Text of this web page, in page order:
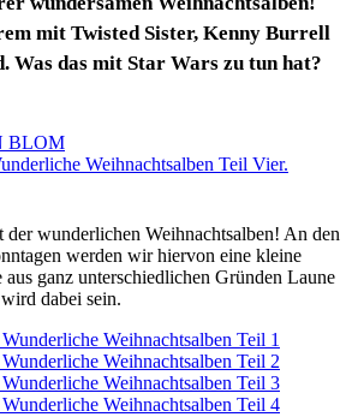
mit Twisted Sister, Kenny Burrell
Was das mit Star Wars zu tun hat?
BLOM
wunderlichen Weihnachtsalben! An den
werden wir hiervon eine kleine
ganz unterschiedlichen Gründen Laune
dabei sein.
Weihnachtsalben Teil 1
Weihnachtsalben Teil 2
Weihnachtsalben Teil 3
Weihnachtsalben Teil 4